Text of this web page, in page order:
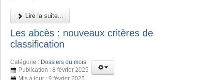
Lire la suite...
Les abcès : nouveaux critères de
classification
Catégorie : Dossiers du mois
Publication : 8 février 2025
Mis à jour : 9 février 2025